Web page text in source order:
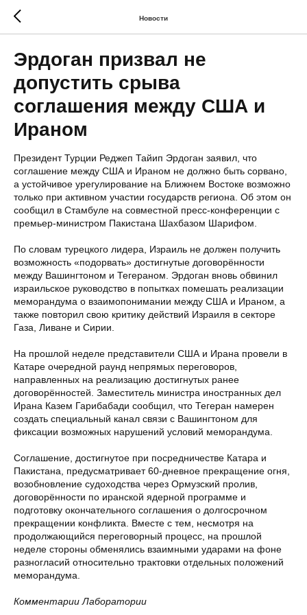
Новости
Эрдоган призвал не
допустить срыва
соглашения между США и
Ираном
Президент Турции Реджеп Тайип Эрдоган заявил, что
соглашение между США и Ираном не должно быть сорвано,
а устойчивое урегулирование на Ближнем Востоке возможно
только при активном участии государств региона. Об этом он
сообщил в Стамбуле на совместной пресс-конференции с
премьер-министром Пакистана Шахбазом Шарифом.
По словам турецкого лидера, Израиль не должен получить
возможность «подорвать» достигнутые договорённости
между Вашингтоном и Тегераном. Эрдоган вновь обвинил
израильское руководство в попытках помешать реализации
меморандума о взаимопонимании между США и Ираном, а
также повторил свою критику действий Израиля в секторе
Газа, Ливане и Сирии.
На прошлой неделе представители США и Ирана провели в
Катаре очередной раунд непрямых переговоров,
направленных на реализацию достигнутых ранее
договорённостей. Заместитель министра иностранных дел
Ирана Казем Гарибабади сообщил, что Тегеран намерен
создать специальный канал связи с Вашингтоном для
фиксации возможных нарушений условий меморандума.
Соглашение, достигнутое при посредничестве Катара и
Пакистана, предусматривает 60-дневное прекращение огня,
возобновление судоходства через Ормузский пролив,
договорённости по иранской ядерной программе и
подготовку окончательного соглашения о долгосрочном
прекращении конфликта. Вместе с тем, несмотря на
продолжающийся переговорный процесс, на прошлой
неделе стороны обменялись взаимными ударами на фоне
разногласий относительно трактовки отдельных положений
меморандума.
Комментарии Лаборатории